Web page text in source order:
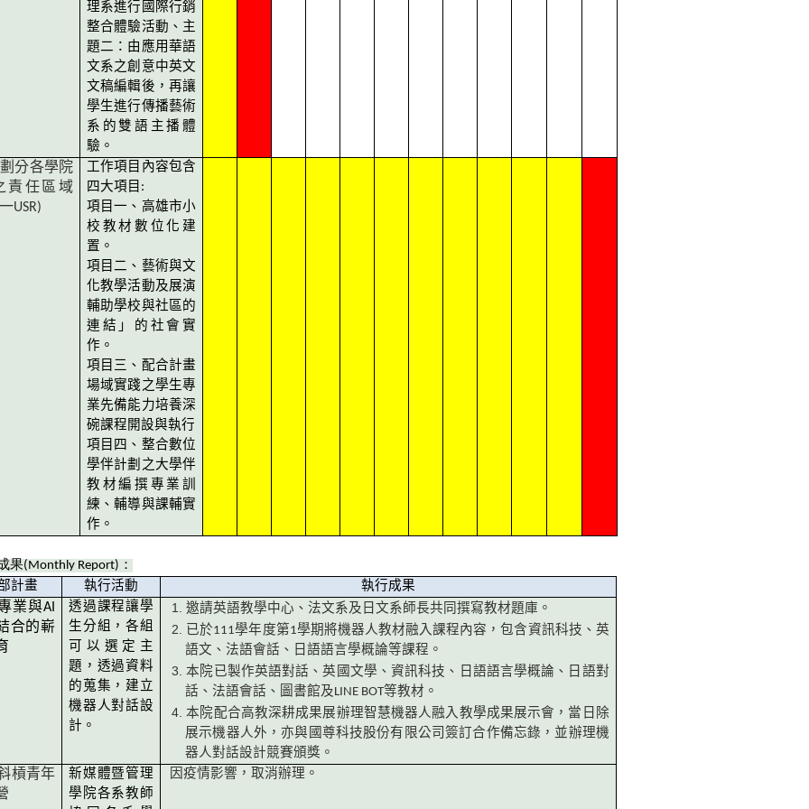
理系進行國際行銷
整合體驗活動、主
題二：由應用華語
文系之創意中英文
文稿編輯後，再讓
學生進行傳播藝術
系的雙語主播體
驗。
劃分各學院
責任區域
USR)
工作項目內容包含
四大項目:
項目一、高雄市小
校教材數位化建
置。
項目二、藝術與文
化教學活動及展演
輔助學校與社區的
連結」的社會實
作。
項目三、配合計畫
場域實踐之學生專
業先備能力培養深
碗課程開設與執行
項目四、整合數位
學伴計劃之大學伴
教材編撰專業訓
練、輔導與課輔實
作。
果(Monthly Report) ：
計畫
執行活動 執行成果
業與AI
合的嶄
透過課程讓學
生分組，各組
可以選定主
題，透過資料
的蒐集，建立
機器人對話設
計。
邀請英語教學中心、法文系及日文系師長共同撰寫教材題庫。
已於111學年度第1學期將機器人教材融入課程內容，包含資訊科技、英
語文、法語會話、日語語言學概論等課程。
本院已製作英語對話、英國文學、資訊科技、日語語言學概論、日語對
話、法語會話、圖書館及LINE BOT等教材。
本院配合高教深耕成果展辦理智慧機器人融入教學成果展示會，當日除
展示機器人外，亦與國尊科技股份有限公司簽訂合作備忘錄，並辦理機
器人對話設計競賽頒獎。
槓青年
新媒體暨管理
學院各系教師
因疫情影響，取消辦理。